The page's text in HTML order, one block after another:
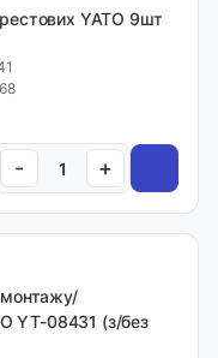
YATO 9шт
- +
монтажу/
YT-08431 (з/без